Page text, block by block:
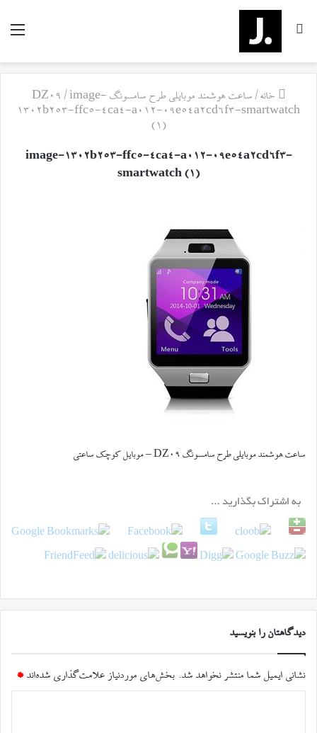
منو
برای
خانه / ساعت هوشمند موبایلی طرح سامسونگ DZ09 / image-
1302b253-ffc5-4ca4-a012-09e54a2cd6f3-smartwatch
(1)
image-1302b253-ffc5-4ca4-a012-09e54a2cd6f3-
smartwatch (1)
ساعت هوشمند موبایلی طرح سامسونگ DZ09 – موبایل کوچک ساعتی
دیدگاهتان را بنویسید
نشانی ایمیل شما منتشر نخواهد شد. بخش‌های موردنیاز علامت‌گذاری شده‌اند *